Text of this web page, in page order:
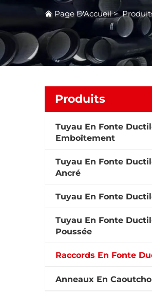
Page D'Accueil>
Produits
Tuyau En Fonte
Emboîtement
Tuyau En Fonte
Ancré
Tuyau En Fonte
Tuyau En Fonte
Poussée
Raccords En Fonte
Anneaux En